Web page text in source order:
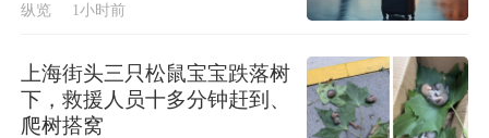
纵览 1小时前
上海街头三只松鼠宝宝跌落树
下，救援人员十多分钟赶到、
爬树搭窝